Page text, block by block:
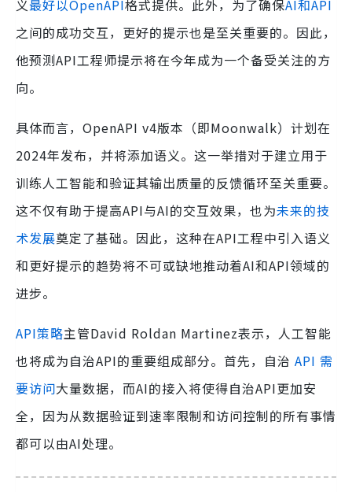
义最好以OpenAPI格式提供。此外，为了确保AI和API
之间的成功交互，更好的提示也是至关重要的。因此，
他预测API工程师提示将在今年成为一个备受关注的方
向。
具体而言，OpenAPI v4版本（即Moonwalk）计划在
2024年发布，并将添加语义。这一举措对于建立用于
训练人工智能和验证其输出质量的反馈循环至关重要。
这不仅有助于提高API与AI的交互效果，也为未来的技
术发展奠定了基础。因此，这种在API工程中引入语义
和更好提示的趋势将不可或缺地推动着AI和API领域的
进步。
API策略主管David Roldan Martinez表示，人工智能
也将成为自治API的重要组成部分。首先，自治 API 需
要访问大量数据，而AI的接入将使得自治API更加安
全，因为从数据验证到速率限制和访问控制的所有事情
都可以由AI处理。